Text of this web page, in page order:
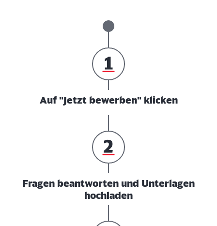
Auf "Jetzt bewerben" klicken
Fragen beantworten und Unterlagen
hochladen